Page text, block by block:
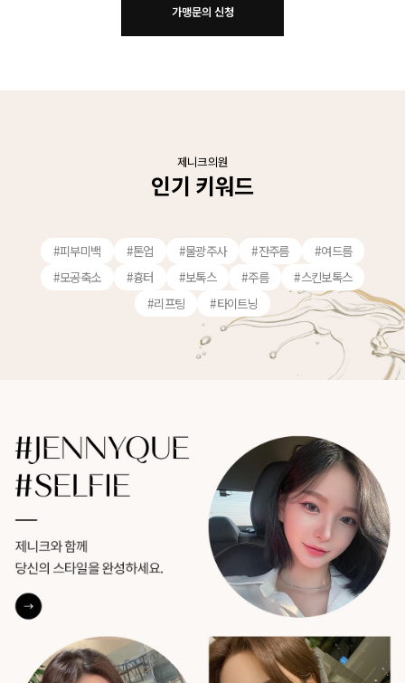
제니크의원
인기 키워드
#피부미백 #톤업 #물광주사 #잔주름
#여드름
#모공축소
#흉터 #보톡스 #주름
#스킨보톡스
#리프팅
#타이트닝